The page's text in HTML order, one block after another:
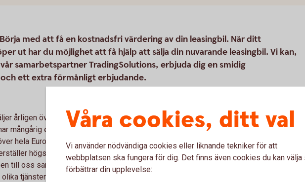
med att få en kostnadsfri värdering av din leasingbil. När ditt
ut har du möjlighet att få hjälp att sälja din nuvarande leasingbil. Vi kan,
samarbetspartner TradingSolutions, erbjuda dig en smidig
ett extra förmånligt erbjudande.
årligen över 20 000 bilar åt ett stort antal företag, landsting, stat
mångårig erfarenhet av att sälja alla sorters bilar. Köparna finns
hela Europa vilket innebär att din bil exponeras för en unikt stark
högsta möjliga marknadspris för just din bil. Överlåt
till oss samtidigt som du gör en bra affär. Läs mer nedan om hur
tjänsterna du som kund kan få rabatt på.
Våra cookies, ditt val
Vi använder nödvändiga cookies eller liknande tekniker för att
webbplatsen ska fungera för dig. Det finns även cookies du kan välja
förbättrar din upplevelse: